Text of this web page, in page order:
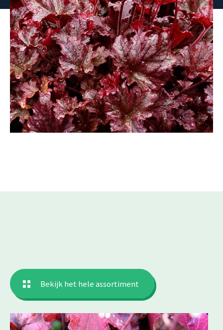
Bekijk het hele assortiment